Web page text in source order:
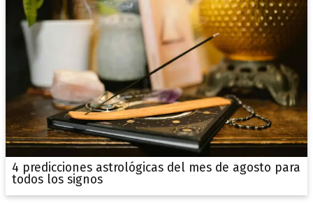
4 predicciones astrológicas del mes de agosto para
todos los signos